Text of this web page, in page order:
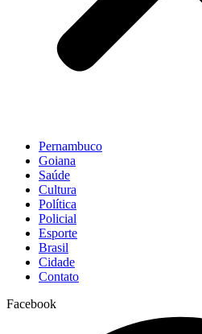
Pernambuco
Goiana
Saúde
Cultura
Política
Policial
Esporte
Brasil
Cidade
Contato
Facebook